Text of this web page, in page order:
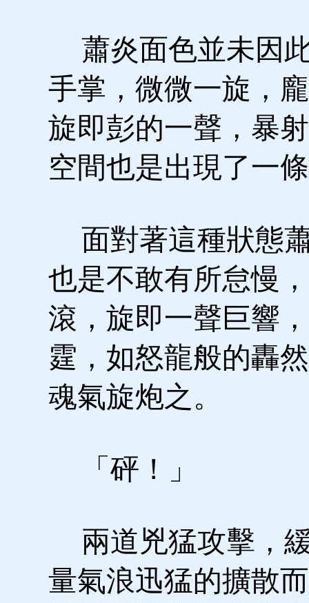
蕭炎面色並未因
手掌，微微一旋，
旋即彭的一聲，暴
空間也是出現了一
面對著這種狀態
也是不敢有所怠慢
滾，旋即一聲巨響
霆，如怒龍般的轟
魂氣旋炮之。
「砰！」
兩道兇猛攻擊，
量氣浪迅猛的擴散